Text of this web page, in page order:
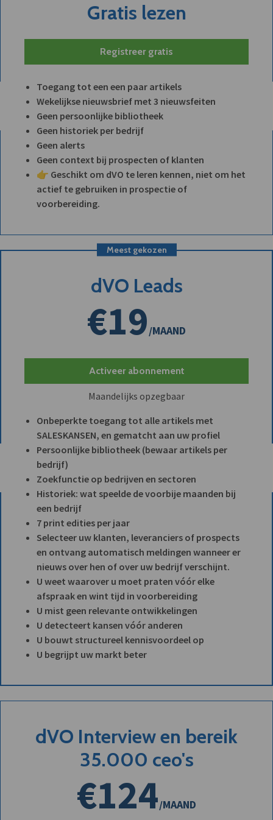
Gratis lezen
Registreer gratis
Toegang tot een een paar artikels
Wekelijkse nieuwsbrief met 3 nieuwsfeiten
Geen persoonlijke bibliotheek
Geen historiek per bedrijf
Geen alerts
Geen context bij prospecten of klanten
👉 Geschikt om dVO te leren kennen, niet om het
actief te gebruiken in prospectie of
voorbereiding.
Meest gekozen
dVO Leads
€19/MAAND
Activeer abonnement
Maandelijks opzegbaar
Onbeperkte toegang tot alle artikels met
SALESKANSEN, en gematcht aan uw profiel
Persoonlijke bibliotheek (bewaar artikels per
bedrijf)
Zoekfunctie op bedrijven en sectoren
Historiek: wat speelde de voorbije maanden bij
een bedrijf
7 print edities per jaar
Selecteer uw klanten, leveranciers of prospects
en ontvang automatisch meldingen wanneer er
nieuws over hen of over uw bedrijf verschijnt.
U weet waarover u moet praten vóór elke
afspraak en wint tijd in voorbereiding
U mist geen relevante ontwikkelingen
U detecteert kansen vóór anderen
U bouwt structureel kennisvoordeel op
U begrijpt uw markt beter
dVO Interview en bereik
35.000 ceo's
€124/MAAND